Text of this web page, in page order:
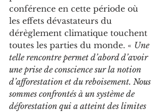
conférence en cette période où
les effets dévastateurs du
dérèglement climatique touchent
toutes les parties du monde. « Une
telle rencontre permet d’abord d’avoir
une prise de conscience sur la notion
d’afforestation et du reboisement. Nous
sommes confrontés à un système de
déforestation qui a atteint des limites